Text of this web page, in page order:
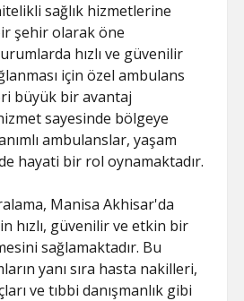
sağlık hizmetlerine
şehir olarak öne
hızlı ve güvenilir
için özel ambulans
büyük bir avantaj
sayesinde bölgeye
ambulanslar, yaşam
hayati bir rol oynamaktadır.
Manisa Akhisar'da
hızlı, güvenilir ve etkin bir
sağlamaktadır. Bu
yanı sıra hasta nakilleri,
ve tıbbi danışmanlık gibi